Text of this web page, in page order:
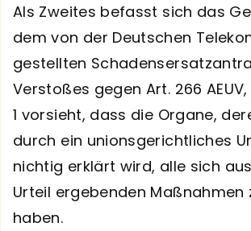
Als Zweites befasst sich das
dem von der Deutschen
gestellten
Verstoßes gegen Art. 266
1 vorsieht, dass die Organe,
durch ein unionsgerichtliches
nichtig erklärt wird, alle sich
Urteil ergebenden Maßnahmen
haben.